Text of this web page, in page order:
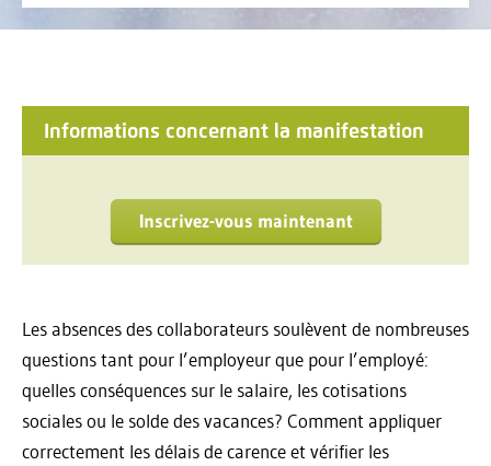
Informations concernant la manifestation
Inscrivez-vous maintenant
Les absences des collaborateurs soulèvent de nombreuses
questions tant pour l’employeur que pour l’employé:
quelles conséquences sur le salaire, les cotisations
sociales ou le solde des vacances? Comment appliquer
correctement les délais de carence et vérifier les